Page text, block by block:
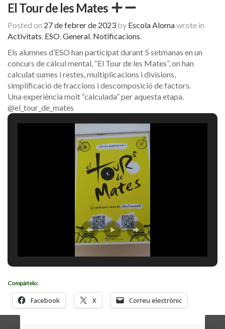
El Tour de les Mates
Posted on 27 de febrer de 2023 by Escola Alomawrote in
Activitats, ESO,General, Notificacions.
Els alumnes d’ESO han participat durant 5 setmanas en un
concurs de càlcul mental, “El Tour de les Mates”, on han
calculat sumes i restes, multiplicacions i divisions,
simplificació de fraccions i descomposició de factors.
Una experiència molt “calculada” per aquesta etapa.
@el_tour_de_mates
Compártelo:
Facebook X Correu electrònic